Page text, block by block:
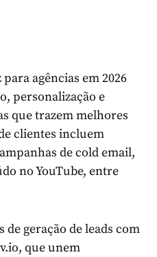
agências em 2026
personalização e
que trazem melhores
clientes incluem
de cold email,
no YouTube, entre
de geração de leads com
que unem